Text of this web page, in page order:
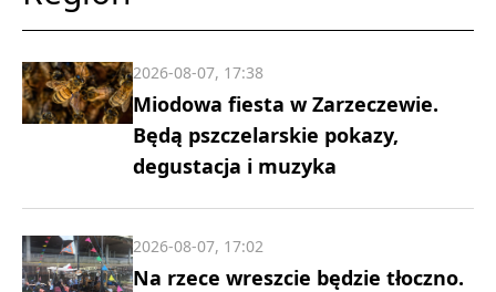
Miodowa fiesta w Zarzeczewie.
Będą pszczelarskie pokazy,
degustacja i muzyka
2026-08-07, 17:38
Na rzece wreszcie będzie tłoczno.
2026-08-07, 17:02